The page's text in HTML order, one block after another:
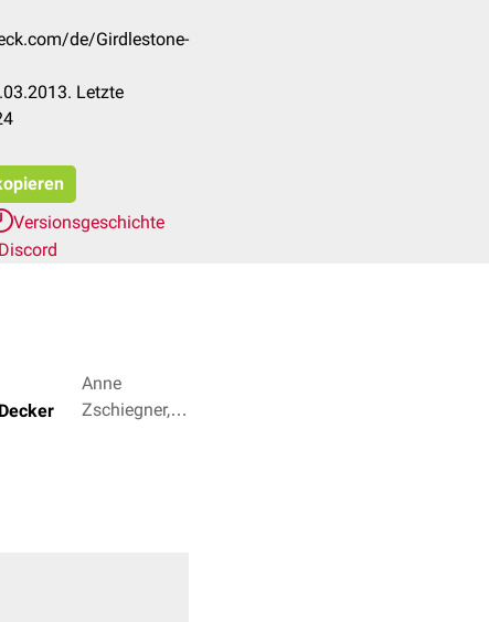
de/Girdlestone-
Letzte
Versionsgeschichte
Discord
Anne
Zschiegner,